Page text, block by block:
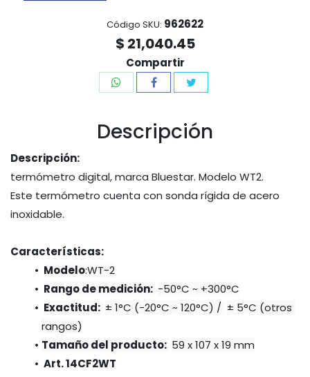
Código SKU: 962622
$ 21,040.45
Compartir
Descripción
Descripción:
termómetro digital, marca Bluestar. Modelo WT2.
Este termómetro cuenta con sonda rígida de acero
inoxidable.
Características:
Modelo:WT-2
Rango de medición: -50°C ~ +300°C
Exactitud: ± 1°C (-20°C ~ 120°C) / ± 5°C (otros
rangos)
Tamaño del producto: 59 x 107 x 19 mm
Art. 14CF2WT